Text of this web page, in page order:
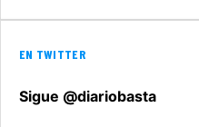
EN TWITTER
Sigue @diariobasta